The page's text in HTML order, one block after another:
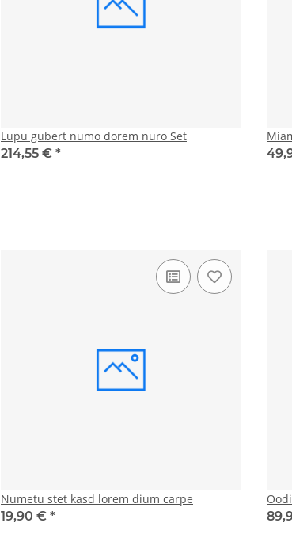
Lupu gubert numo dorem nuro Set
214,55 € *
Numetu stet kasd lorem dium carpe
19,90 € *